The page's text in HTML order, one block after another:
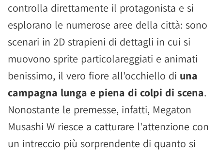
controlla direttamente il protagonista e si
esplorano le numerose aree della città: sono
scenari in 2D strapieni di dettagli in cui si
muovono sprite particolareggiati e animati
benissimo, il vero fiore all'occhiello di una
campagna lunga e piena di colpi di scena.
Nonostante le premesse, infatti, Megaton
Musashi W riesce a catturare l'attenzione con
un intreccio più sorprendente di quanto si